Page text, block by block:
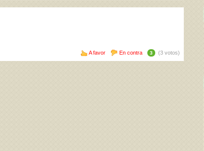
A favor En contra 3 (3 votos)